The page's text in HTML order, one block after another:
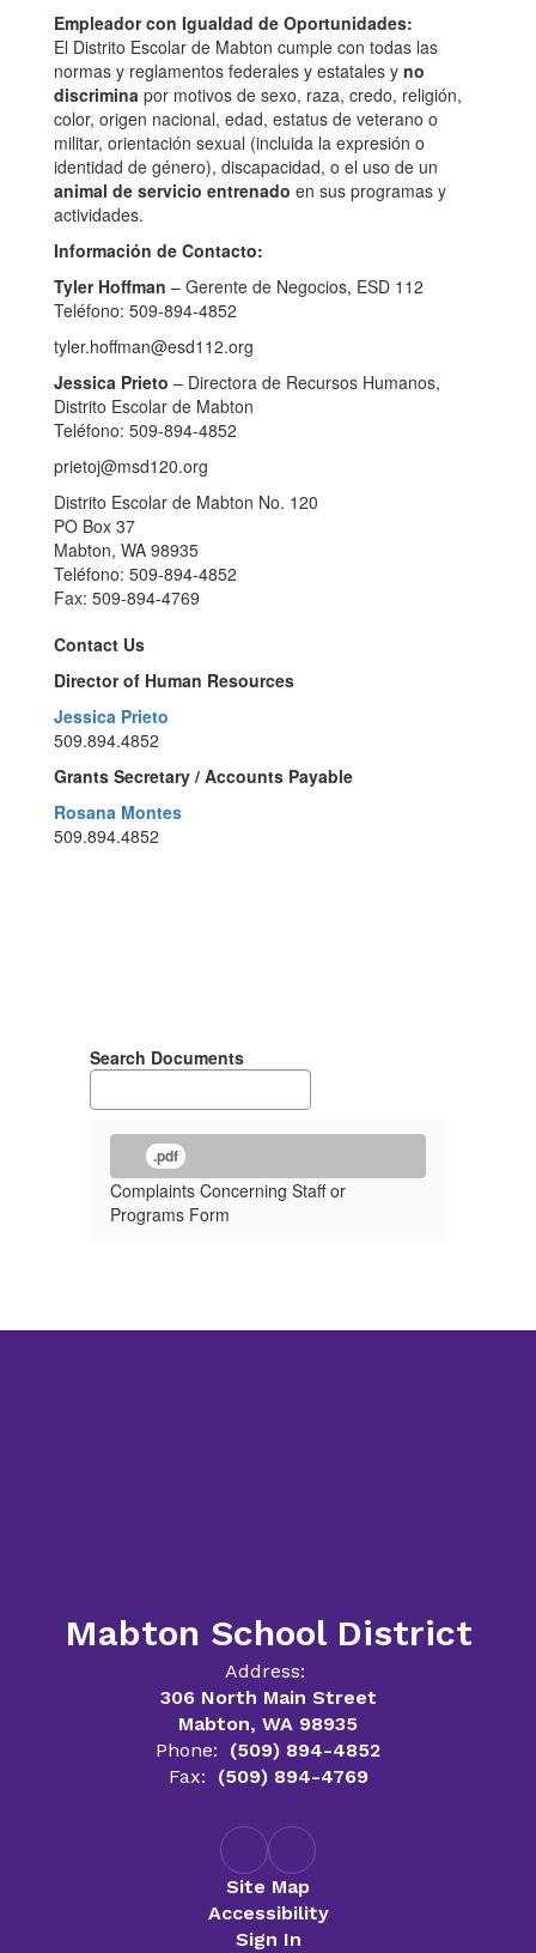
Empleador con Igualdad de Oportunidades:
El Distrito Escolar de Mabton cumple con todas las
normas y reglamentos federales y estatales y no
discrimina por motivos de sexo, raza, credo, religión,
color, origen nacional, edad, estatus de veterano o
militar, orientación sexual (incluida la expresión o
identidad de género), discapacidad, o el uso de un
animal de servicio entrenado en sus programas y
actividades.
Información de Contacto:
Tyler Hoffman – Gerente de Negocios, ESD 112
Teléfono: 509-894-4852
tyler.hoffman@esd112.org
Jessica Prieto – Directora de Recursos Humanos,
Distrito Escolar de Mabton
Teléfono: 509-894-4852
prietoj@msd120.org
Distrito Escolar de Mabton No. 120
PO Box 37
Mabton, WA 98935
Teléfono: 509-894-4852
Fax: 509-894-4769
Contact Us
Director of Human Resources
Jessica Prieto
509.894.4852
Grants Secretary / Accounts Payable
Rosana Montes
509.894.4852
Search Documents
.pdf
Complaints Concerning Staff or
Programs Form
Mabton School District
Address:
306 North Main Street
Mabton, WA 98935
Phone:
(509) 894-4852
Fax:
(509) 894-4769
Site Map
Accessibility
Sign In